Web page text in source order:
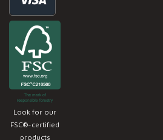
Look for our
FSC®-certified
products